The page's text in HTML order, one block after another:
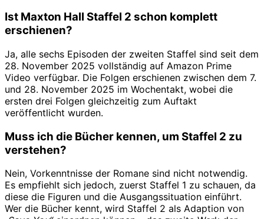
Ist Maxton Hall Staffel 2 schon komplett
erschienen?
Ja, alle sechs Episoden der zweiten Staffel sind seit dem
28. November 2025 vollständig auf Amazon Prime
Video verfügbar. Die Folgen erschienen zwischen dem 7.
und 28. November 2025 im Wochentakt, wobei die
ersten drei Folgen gleichzeitig zum Auftakt
veröffentlicht wurden.
Muss ich die Bücher kennen, um Staffel 2 zu
verstehen?
Nein, Vorkenntnisse der Romane sind nicht notwendig.
Es empfiehlt sich jedoch, zuerst Staffel 1 zu schauen, da
diese die Figuren und die Ausgangssituation einführt.
Wer die Bücher kennt, wird Staffel 2 als Adaption von